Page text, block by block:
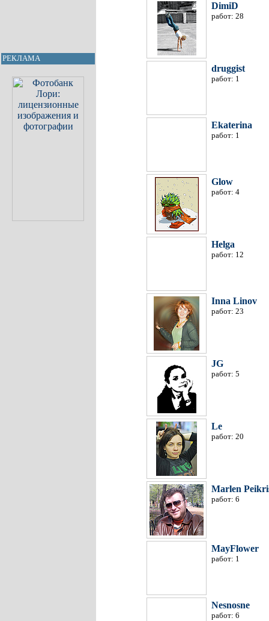
РЕКЛАМА
DimiD
работ: 28
druggist
работ: 1
Ekaterina
работ: 1
Glow
работ: 4
Helga
работ: 12
Inna Linov
работ: 23
JG
работ: 5
Le
работ: 20
Marlen
работ: 6
MayFlower
работ: 1
Nesnosne
работ: 6